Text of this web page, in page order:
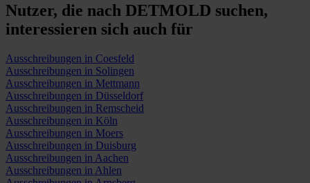
Nutzer, die nach DETMOLD suchen,
interessieren sich auch für
Ausschreibungen in Coesfeld
Ausschreibungen in Solingen
Ausschreibungen in Mettmann
Ausschreibungen in Düsseldorf
Ausschreibungen in Remscheid
Ausschreibungen in Köln
Ausschreibungen in Moers
Ausschreibungen in Duisburg
Ausschreibungen in Aachen
Ausschreibungen in Ahlen